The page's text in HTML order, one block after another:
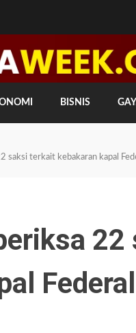
BISNIS
saksi terkait kebakaran kapal